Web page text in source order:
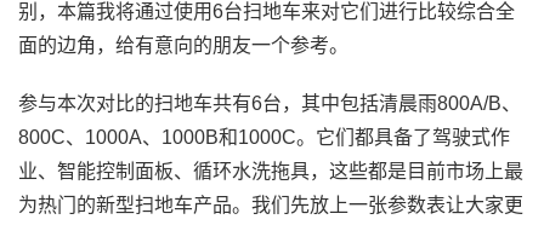
别，本篇我将通过使用6台扫地车来对它们进行比较综合全
面的边角，给有意向的朋友一个参考。
参与本次对比的扫地车共有6台，其中包括清晨雨800A/B、
800C、1000A、1000B和1000C。它们都具备了驾驶式作
业、智能控制面板、循环水洗拖具，这些都是目前市场上最
为热门的新型扫地车产品。我们先放上一张参数表让大家更